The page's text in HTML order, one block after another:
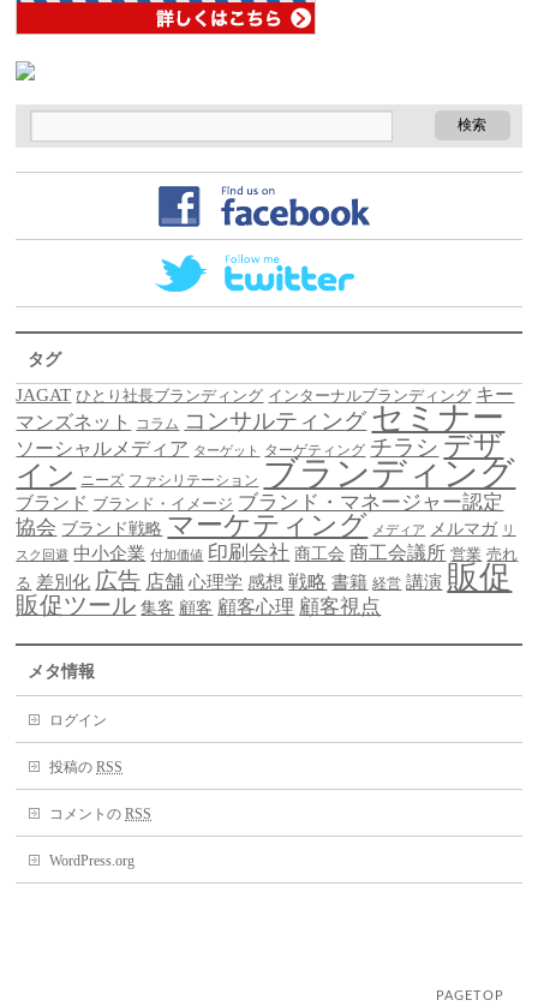
タグ
JAGAT ひとり社長ブランディング インターナルブランディング キー
マンズネット
コラム コンサルティング セミナー
ソーシャルメディア ターゲット ターゲティング チラシ デザ
イン ニーズ ファシリテーション ブランディング
ブランド ブランド・イメージ ブランド・マネージャー認定
協会 ブランド戦略 マーケティング メディア メルマガ リ
スク回避 中小企業 付加価値 印刷会社 商工会 商工会議所 営業 売れ
る 差別化 広告 店舗 心理学 感想 戦略 書籍 経営 講演 販促
販促ツール 集客 顧客 顧客心理 顧客視点
メタ情報
ログイン
投稿のRSS
コメントのRSS
WordPress.org
PAGETOP